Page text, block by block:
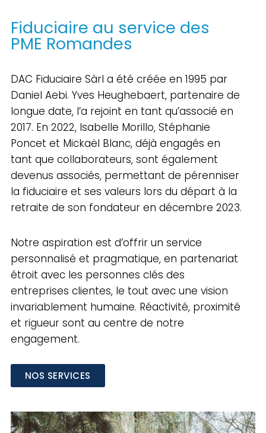
Fiduciaire au service des
PME Romandes
DAC Fiduciaire Sàrl a été créée en 1995 par
Daniel Aebi. Yves Heughebaert, partenaire de
longue date, l’a rejoint en tant qu’associé en
2017. En 2022, Isabelle Morillo, Stéphanie
Poncet et Mickaël Blanc, déjà engagés en
tant que collaborateurs, sont également
devenus associés, permettant de pérenniser
la fiduciaire et ses valeurs lors du départ à la
retraite de son fondateur en décembre 2023.
Notre aspiration est d’offrir un service
personnalisé et pragmatique, en partenariat
étroit avec les personnes clés des
entreprises clientes, le tout avec une vision
invariablement humaine. Réactivité, proximité
et rigueur sont au centre de notre
engagement.
NOS SERVICES